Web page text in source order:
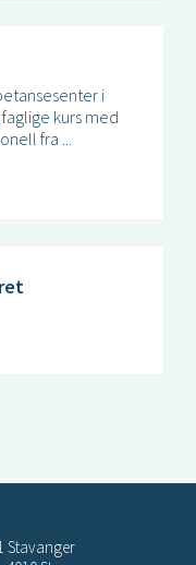
i
kurs med
fra ...
Stavanger